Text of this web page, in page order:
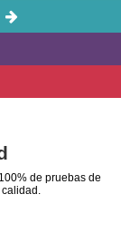
de pruebas de